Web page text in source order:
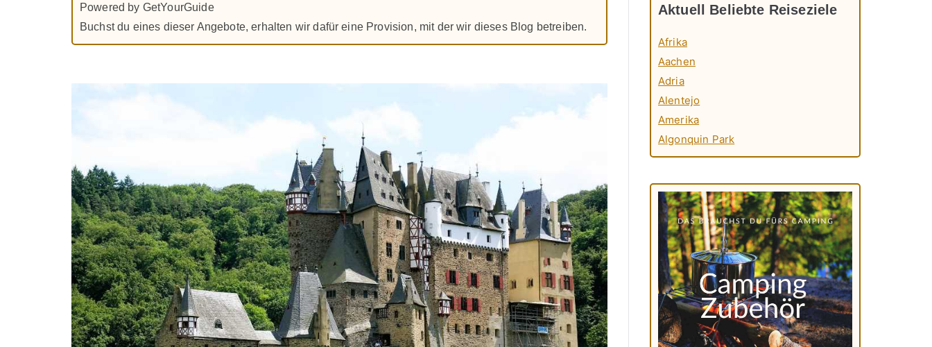
Powered by GetYourGuide
Buchst du eines dieser Angebote, erhalten wir dafür eine Provision, mit der wir dieses Blog betreiben.
Aktuell Beliebte Reiseziele
Afrika
Aachen
Adria
Alentejo
Amerika
Algonquin Park